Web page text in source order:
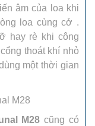
âm của loa khi
loa cùng cở .
hay rè khi công
thoát khí nhỏ
một thời gian
M28 cũng có